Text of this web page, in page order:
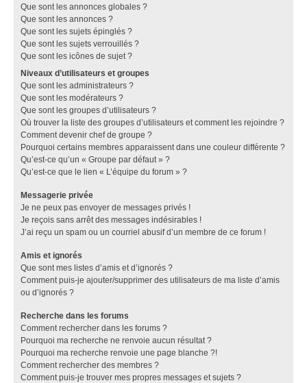
Que sont les annonces globales ?
Que sont les annonces ?
Que sont les sujets épinglés ?
Que sont les sujets verrouillés ?
Que sont les icônes de sujet ?
Niveaux d’utilisateurs et groupes
Que sont les administrateurs ?
Que sont les modérateurs ?
Que sont les groupes d’utilisateurs ?
Où trouver la liste des groupes d’utilisateurs et comment les rejoindre ?
Comment devenir chef de groupe ?
Pourquoi certains membres apparaissent dans une couleur différente ?
Qu’est-ce qu’un « Groupe par défaut » ?
Qu’est-ce que le lien « L’équipe du forum » ?
Messagerie privée
Je ne peux pas envoyer de messages privés !
Je reçois sans arrêt des messages indésirables !
J’ai reçu un spam ou un courriel abusif d’un membre de ce forum !
Amis et ignorés
Que sont mes listes d’amis et d’ignorés ?
Comment puis-je ajouter/supprimer des utilisateurs de ma liste d’amis
ou d’ignorés ?
Recherche dans les forums
Comment rechercher dans les forums ?
Pourquoi ma recherche ne renvoie aucun résultat ?
Pourquoi ma recherche renvoie une page blanche ?!
Comment rechercher des membres ?
Comment puis-je trouver mes propres messages et sujets ?